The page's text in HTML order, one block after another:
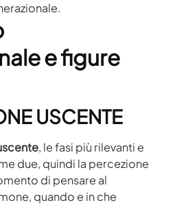
e figure
USCENTE
, le fasi più rilevanti e
due, quindi la percezione
di pensare al
quando e in che